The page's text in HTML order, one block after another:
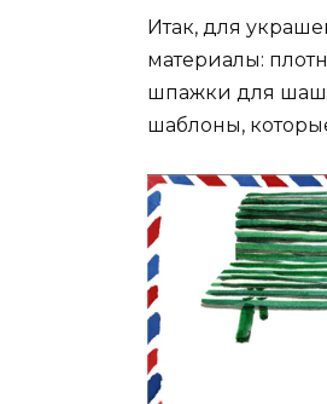
Итак, для
материалы:
шпажки для
шаблоны,